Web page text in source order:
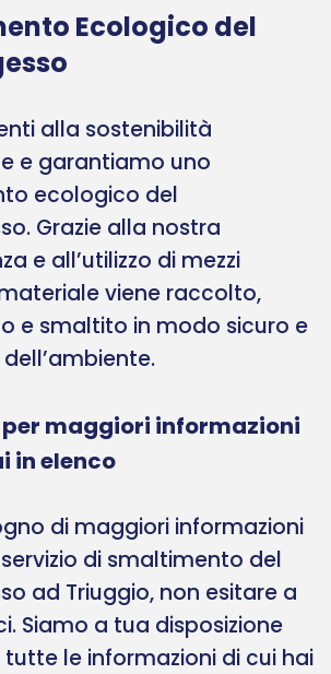
Ecologico del
alla sostenibilità
e garantiamo uno
ecologico del
Grazie alla nostra
e all’utilizzo di mezzi
viene raccolto,
e smaltito in modo sicuro e
maggiori informazioni
in elenco
di maggiori informazioni
di smaltimento del
ad Triuggio, non esitare a
Siamo a tua disposizione
le informazioni di cui hai